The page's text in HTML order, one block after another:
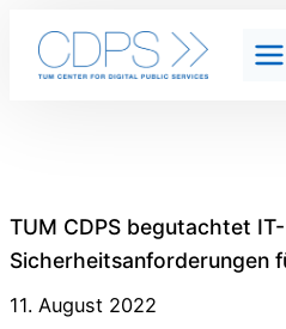
TUM CDPS begutachtet IT-
Sicherheitsanforderungen
11. August 2022